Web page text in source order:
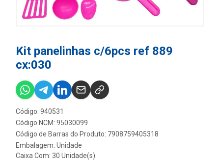
Kit panelinhas c/6pcs ref 889
cx:030
Código: 940531
Código NCM: 95030099
Código de Barras do Produto: 7908759405318
Embalagem: Unidade
Caixa Com: 30 Unidade(s)